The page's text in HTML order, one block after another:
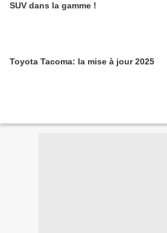
SUV dans la gamme !
Toyota Tacoma: la mise à jour 2025